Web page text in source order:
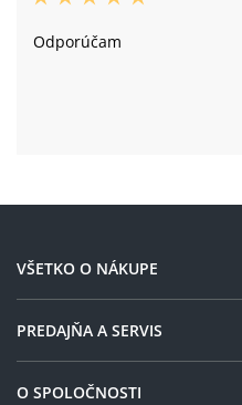
Odporúčam
VŠETKO O NÁKUPE
PREDAJŇA A SERVIS
O SPOLOČNOSTI